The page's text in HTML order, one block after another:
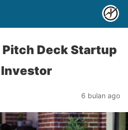
Pitch Deck Startup
6 bulan ago